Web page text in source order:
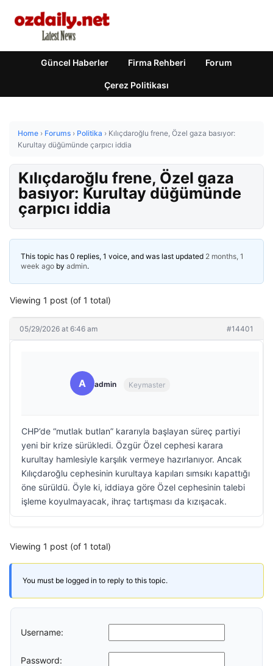
Güncel Haberler Firma Rehberi Forum
Çerez Politikası
Home › Forums › Politika › Kılıçdaroğlu frene, Özel gaza basıyor:
Kurultay düğümünde çarpıcı iddia
Kılıçdaroğlu frene, Özel gaza
basıyor: Kurultay düğümünde
çarpıcı iddia
This topic has 0 replies, 1 voice, and was last updated 2 months, 1
week ago by admin.
Viewing 1 post (of 1 total)
05/29/2026 at 6:46 am #14401
A admin Keymaster
CHP’de “mutlak butlan” kararıyla başlayan süreç partiyi
yeni bir krize sürükledi. Özgür Özel cephesi karara
kurultay hamlesiyle karşılık vermeye hazırlanıyor. Ancak
Kılıçdaroğlu cephesinin kurultaya kapıları sımsıkı kapattığı
öne sürüldü. Öyle ki, iddiaya göre Özel cephesinin talebi
işleme koyulmayacak, ihraç tartışması da kızışacak.
Viewing 1 post (of 1 total)
You must be logged in to reply to this topic.
Username:
Password: